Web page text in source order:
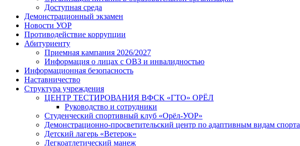
Доступная среда
Демонстрационный экзамен
Новости УОР
Противодействие коррупции
Абитуриенту
Приемная кампания 2026/2027
Информация о лицах с ОВЗ и инвалидностью
Информационная безопасность
Наставничество
Структура учреждения
ЦЕНТР ТЕСТИРОВАНИЯ ВФСК «ГТО» ОРЁЛ
Руководство и сотрудники
Студенческий спортивный клуб «Орёл-УОР»
Демонстрационно-просветительский центр по адаптивным видам спорта
Детский лагерь «Ветерок»
Легкоатлетический манеж